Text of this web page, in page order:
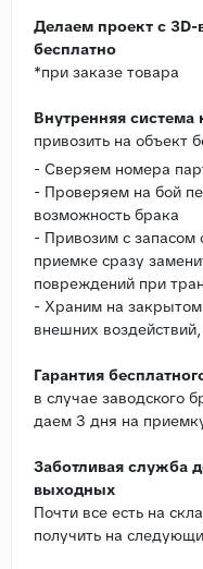
Делаем проект с 3D-
бесплатно
*при заказе товара
Внутренняя система
привозить на объект
- Сверяем номера
- Проверяем на бой
возможность брака
- Привозим с запасом
приемке сразу
повреждений при
- Храним на
внешних
Гарантия
в случае заводского
даем 3 дня на
Заботливая служба
выходных
Почти все есть на
получить на